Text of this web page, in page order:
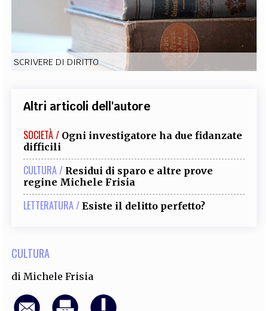
EXTRA
CODICI RUBRICHE LIBRI PROCEEDINGS PUBBLICITÀ CONTATTI
SOCIAL MEDIA
SCRIVERE DI DIRITTO
Altri articoli dell'autore
SOCIETÀ / Ogni investigatore ha due fidanzate
difficili
CULTURA / Residui di sparo e altre prove
regine Michele Frisia
LETTERATURA / Esiste il delitto perfetto?
CULTURA
di Michele Frisia